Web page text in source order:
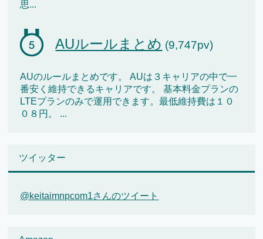
思...
AUルールまとめ (9,747pv)
AUのルールまとめです。 AUは３キャリアの中で一
番安く維持できるキャリアです。 基本料金プランの
LTEプランのみで運用できます。最低維持費は１０
０８円。 ...
ツイッター
@keitaimnpcom1さんのツイート